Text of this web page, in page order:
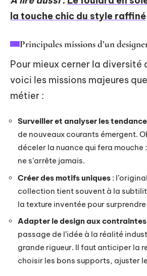
la touche chic du style raffiné
Principales missions d’un
Pour mieux cerner la diversité
voici les missions majeures
métier :
Surveiller et analyser les
de nouveaux courants émergent.
déceler la nuance qui fera mouche
ne s’arrête jamais.
Créer des motifs uniques :
collection tient souvent à la
la texture inventée pour
Adapter le design aux
passage de l’idée à la réalité
grande rigueur. Il faut anticiper la
choisir les bons supports, ajuster